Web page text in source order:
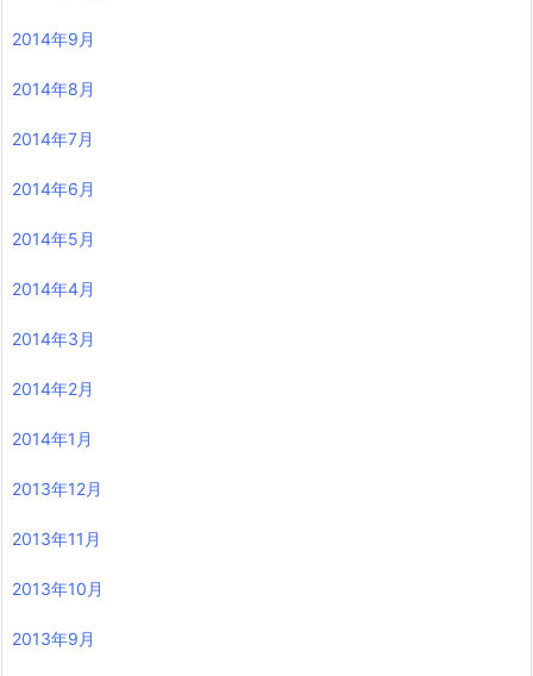
2014年9月
2014年8月
2014年7月
2014年6月
2014年5月
2014年4月
2014年3月
2014年2月
2014年1月
2013年12月
2013年11月
2013年10月
2013年9月